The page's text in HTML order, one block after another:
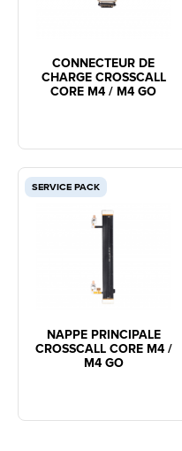
CONNECTEUR DE
CHARGE CROSSCALL
CORE M4 / M4 GO
SERVICE PACK
NAPPE PRINCIPALE
CROSSCALL CORE M4 /
M4 GO